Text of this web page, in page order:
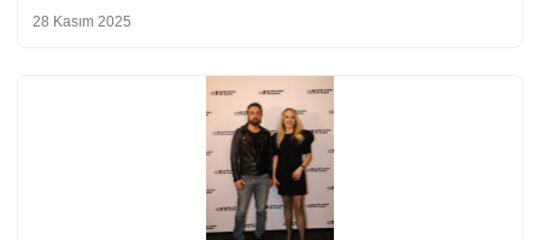
28 Kasım 2025